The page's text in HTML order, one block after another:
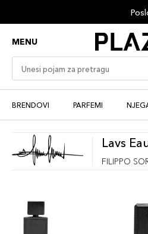
MENU
BRENDOVI PARFEMI
Lavs
FILIPPO